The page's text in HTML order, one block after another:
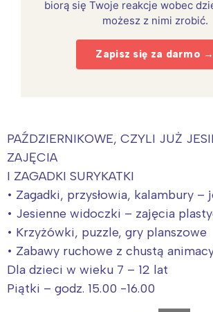
biorą się Twoje reakcje wobec
możesz z nimi zrobić.
Zapisz się za darmo →
PAŹDZIERNIKOWE, CZYLI JUŻ
ZAJĘCIA
I ZAGADKI SURYKATKI
• Zagadki, przysłowia, kalambury –
• Jesienne widoczki – zajęcia
• Krzyżówki, puzzle, gry planszowe
• Zabawy ruchowe z chustą
Dla dzieci w wieku 7 – 12 lat
Piątki – godz. 15.00 -16.00